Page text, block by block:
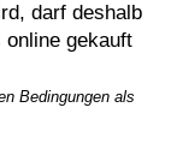
darf deshalb
gekauft
Bedingungen als